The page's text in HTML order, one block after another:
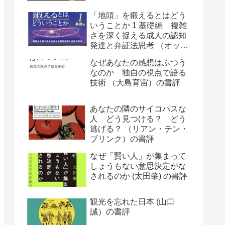
「地頭」を鍛えるとはどう
いうことか 1 基礎編 複雑
さを深く捉える成人の認知
発達と弁証法思考 （オット
なぜあなたの感想はふつう
なのか 独自の視点で語る
技術 （大島育宙）の書評
あなたの隣のサイコパスな
人 どう見つける？ どう
逃げる？ （リアン・テン・
ブリンク）の書評
なぜ「賢い人」が集まって
しょうもない意思決定がな
されるのか (太田肇) の書評
観光を忘れた日本 (山口
誠）の書評